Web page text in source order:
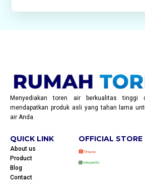
Menyediakan toren air berkualitas tinggi
mendapatkan produk asli yang tahan lama
air Anda.
QUICK LINK
About us
Product
Blog
Contact
OFFICIAL STORE